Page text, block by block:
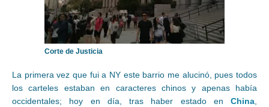
Corte de Justicia
La primera vez que fui a NY este barrio me alucinó, pues todos
los carteles estaban en caracteres chinos y apenas había
occidentales; hoy en día, tras haber estado en China,